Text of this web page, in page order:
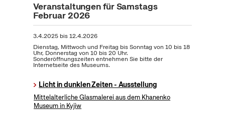
Veranstaltungen für Samstags
Februar 2026
3.4.2025bis12.4.2026
Dienstag, Mittwoch und Freitag bis Sonntag von 10 bis 18
Uhr, Donnerstag von 10 bis 20 Uhr.
Sonderöffnungszeiten entnehmen Sie bitte der
Internetseite des Museums.
Licht in dunklen Zeiten - Ausstellung
Mittelalterliche Glasmalerei aus dem Khanenko
Museum in Kyjiw